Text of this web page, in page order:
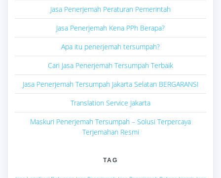
Jasa Penerjemah Peraturan Pemerintah
Jasa Penerjemah Kena PPh Berapa?
Apa itu penerjemah tersumpah?
Cari Jasa Penerjemah Tersumpah Terbaik
Jasa Penerjemah Tersumpah Jakarta Selatan BERGARANSI
Translation Service Jakarta
Maskuri Penerjemah Tersumpah – Solusi Terpercaya
Terjemahan Resmi
TAG